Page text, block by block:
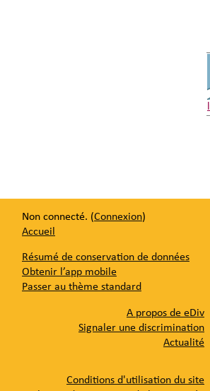
Non connecté. (Connexion)
Accueil
Résumé de conservation de données
Obtenir l’app mobile
Passer au thème standard
A propos de eDiv
Signaler une discrimination
Actualité
Conditions d'utilisation du site